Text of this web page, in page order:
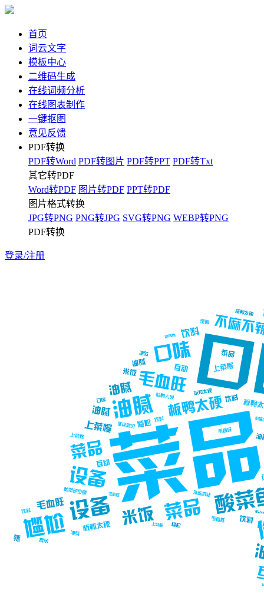
首页
词云文字
模板中心
二维码生成
在线词频分析
在线图表制作
一键抠图
意见反馈
PDF转换
PDF转Word PDF转图片 PDF转PPT PDF转Txt
其它转PDF
Word转PDF 图片转PDF PPT转PDF
图片格式转换
JPG转PNG PNG转JPG SVG转PNG WEBP转PNG
PDF转换
登录/注册